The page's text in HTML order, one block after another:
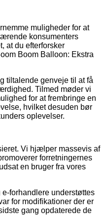
muligheder for at
konsumenters
at du efterforsker
Boom Balloon: Ekstra
tiltalende genveje til at få
Tilmed møder vi
for at frembringe en
hvilket desuden bør
oplevelser.
Vi hjælper massevis af
forretningernes
en bruger fra vores
forhandlere understøttes
for modifikationer der er
gang opdaterede de